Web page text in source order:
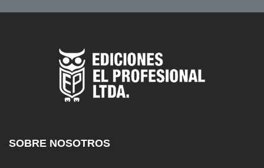
SOBRE NOSOTROS